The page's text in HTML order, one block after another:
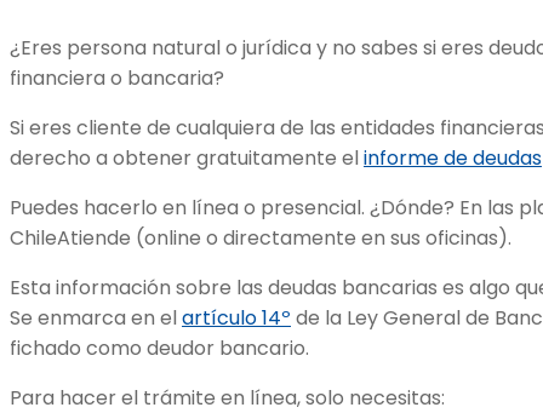
¿Eres persona natural o jurídica y no sabes si eres
financiera o bancaria?
Si eres cliente de cualquiera de las entidades
derecho a obtener gratuitamente elinforme de deudas
Puedes hacerlo en línea o presencial. ¿Dónde? En las
ChileAtiende (online o directamente en sus oficinas).
Esta información sobre las deudas bancarias es algo
Se enmarca en elartículo 14º de la Ley General de
fichado como deudor bancario.
Para hacer el trámite en línea, solo necesitas: